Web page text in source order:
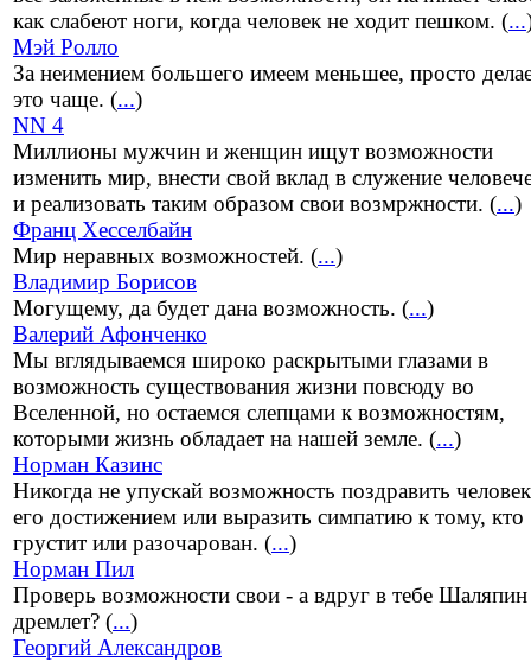
как слабеют ноги, когда человек не ходит пешком. (...
Мэй Ролло
За неимением большего имеем меньшее, просто
это чаще. (...)
NN 4
Миллионы мужчин и женщин ищут возможности
изменить мир, внести свой вклад в служение
и реализовать таким образом свои возмржности. (...)
Франц Хесселбайн
Мир неравных возможностей. (...)
Владимир Борисов
Могущему, да будет дана возможность. (...)
Валерий Афонченко
Мы вглядываемся широко раскрытыми глазами в
возможность существования жизни повсюду во
Вселенной, но остаемся слепцами к возможностям,
которыми жизнь обладает на нашей земле. (...)
Норман Казинс
Никогда не упускай возможность поздравить
его достижением или выразить симпатию к тому, кто
грустит или разочарован. (...)
Норман Пил
Проверь возможности свои - а вдруг в тебе Шаляпин
дремлет? (...)
Георгий Александров